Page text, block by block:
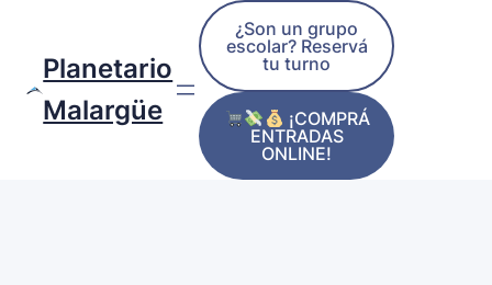
Planetario
Malargüe
¿Son un grupo
escolar? Reservá
tu turno
¡COMPRÁ
ENTRADAS
ONLINE!